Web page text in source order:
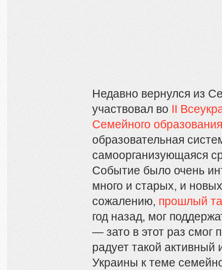
Недавно вернулся из
участвовал во II
Семейного образования
образовательная
самоорганизующаяся
Событие было очень
много и старых, и
сожалению, прошлый
год назад, мог
— зато в этот раз смог
радует такой активный
Украины к теме